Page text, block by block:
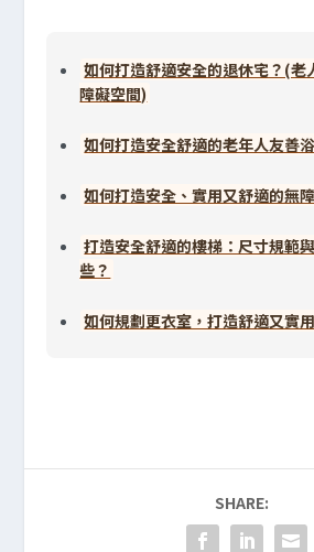
如何打造舒適安全的退休宅？(老
障礙空間)
如何打造安全舒適的老年人友善
如何打造安全、實用又舒適的無
打造安全舒適的樓梯：尺寸規範
些？
如何規劃更衣室，打造舒適又實
SHARE: